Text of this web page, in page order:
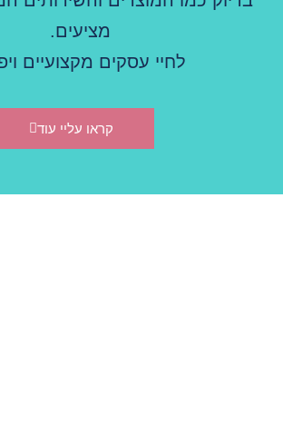
מציעים.
לחיי עסקים מקצועיים
קראו עליי עוד